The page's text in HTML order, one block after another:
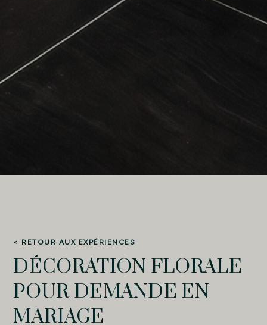
< RETOUR AUX EXPÉRIENCES
DÉCORATION FLORALE
POUR DEMANDE EN
MARIAGE